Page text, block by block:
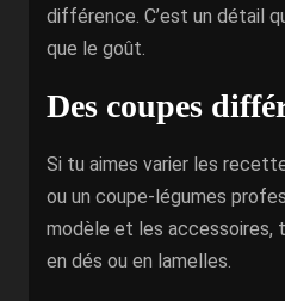
différence. C’est un détail
que le goût.
Des coupes
Si tu aimes varier les
ou un coupe-légumes
modèle et les accessoires,
en dés ou en lamelles.